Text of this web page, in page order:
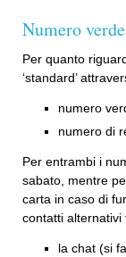
Numero
Per quanto
‘standard’
numero
numero di
Per entrambi i
sabato, mentre
carta in caso di
contatti alternativi
la chat (si